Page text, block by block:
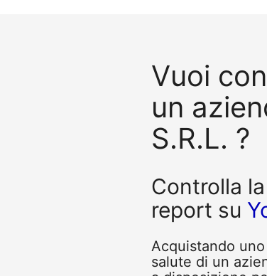
Vuoi
un
S.R.L. ?
Controlla
report su
Acquistando
salute di un